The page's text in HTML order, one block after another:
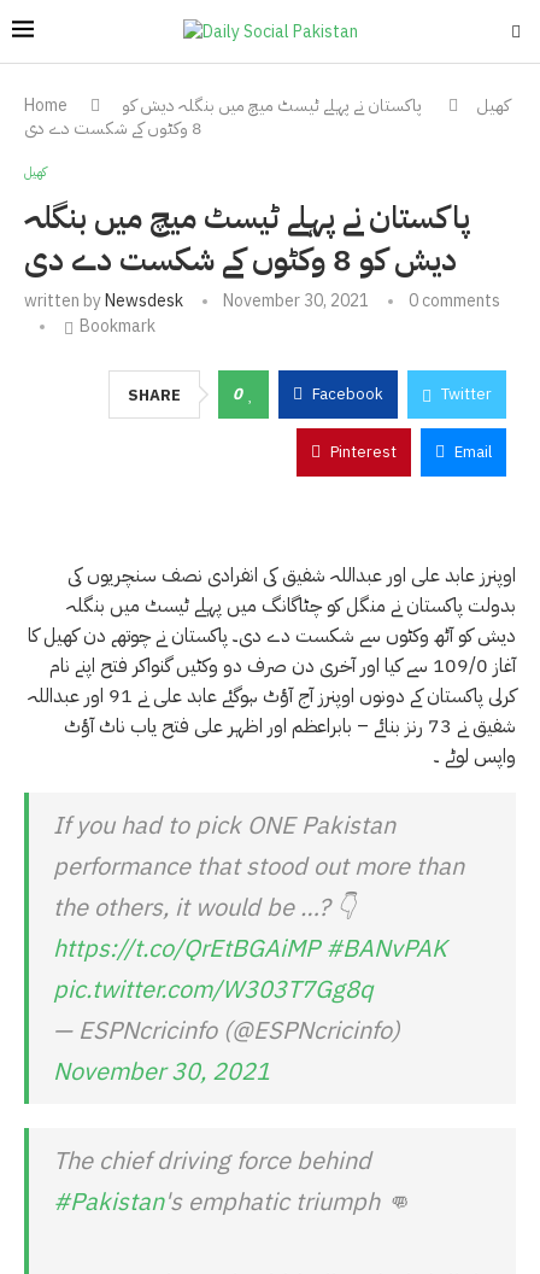
Home کھیل
پاکستان نے پہلے ٹیسٹ میچ میں بنگلہ دیش کو
8 وکٹوں کے شکست دے دی
کھیل
پاکستان نے پہلے ٹیسٹ میچ میں بنگلہ
دیش کو 8 وکٹوں کے شکست دے دی
written byNewsdesk November 30, 2021
0 comments
Bookmark
SHARE 0 Facebook Twitter
Pinterest Email
اوپنرز عابد علی اور عبداللہ شفیق کی انفرادی نصف سنچریوں کی
بدولت پاکستان نے منگل کو چٹاگانگ میں پہلے ٹیسٹ میں بنگلہ
دیش کو آٹھ وکٹوں سے شکست دے دی۔ پاکستان نے چوتھے دن کھیل کا
آغاز 109/0 سے کیا اور آخری دن صرف دو وکٹیں گنواکر فتح اپنے نام
کرلی پاکستان کے دونوں اوپنرز آج آؤٹ ہوگئے عابد علی نے 91 اور عبداللہ
شفیق نے 73 رنز بنائے – بابراعظم اور اظہر علی فتح یاب ناٹ آؤٹ
واپس لوٹے ۔
If you had to pick ONE Pakistan
performance that stood out more than
the others, it would be …? 👇
https://t.co/QrEtBGAiMP #BANvPAK
pic.twitter.com/W303T7Gg8q
— ESPNcricinfo (@ESPNcricinfo)
November 30, 2021
The chief driving force behind
#Pakistan's emphatic triumph 👊